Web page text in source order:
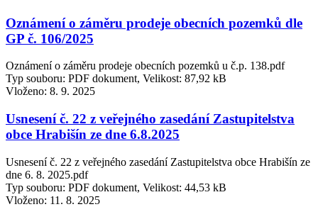
Oznámení o záměru prodeje obecních pozemků dle
GP č. 106/2025
Oznámení o záměru prodeje obecních pozemků u č.p. 138.pdf
Typ souboru: PDF dokument, Velikost: 87,92 kB
Vloženo: 8. 9. 2025
Usnesení č. 22 z veřejného zasedání Zastupitelstva
obce Hrabišín ze dne 6.8.2025
Usnesení č. 22 z veřejného zasedání Zastupitelstva obce Hrabišín ze
dne 6. 8. 2025.pdf
Typ souboru: PDF dokument, Velikost: 44,53 kB
Vloženo: 11. 8. 2025